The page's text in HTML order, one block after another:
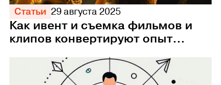
Статьи 29 августа 2025
Как ивент и съемка фильмов и
клипов конвертируют опыт